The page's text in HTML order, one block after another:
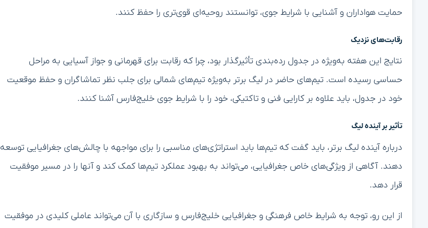
حمایت هواداران و آشنایی با شرایط جوی، توانستند روحیه‌ای قوی‌تری را حفظ کنند.
رقابت‌های نزدیک
نتایج این هفته به‌ویژه در جدول رده‌بندی تأثیرگذار بود، چرا که رقابت برای قهرمانی و جواز آسیایی به مراحل
حساسی رسیده است. تیم‌های حاضر در لیگ برتر به‌ویژه تیم‌های شمالی برای جلب نظر تماشاگران و حفظ موقعیت
خود در جدول، باید علاوه بر کارایی فنی و تاکتیکی، خود را با شرایط جوی خلیج‌فارس آشنا کنند.
تأثیر بر آینده لیگ
درباره آینده لیگ برتر، باید گفت که تیم‌ها باید استراتژی‌های مناسبی را برای مواجهه با چالش‌های جغرافیایی توسعه
دهند. آگاهی از ویژگی‌های خاص جغرافیایی، می‌تواند به بهبود عملکرد تیم‌ها کمک کند و آنها را در مسیر موفقیت
قرار دهد.
از این رو، توجه به شرایط خاص فرهنگی و جغرافیایی خلیج‌فارس و سازگاری با آن می‌تواند عاملی کلیدی در موفقیت